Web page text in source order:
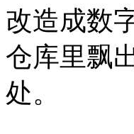
改造成数
仓库里飘
处。